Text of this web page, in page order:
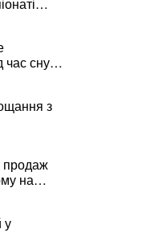
час сну
з
продаж
на
у